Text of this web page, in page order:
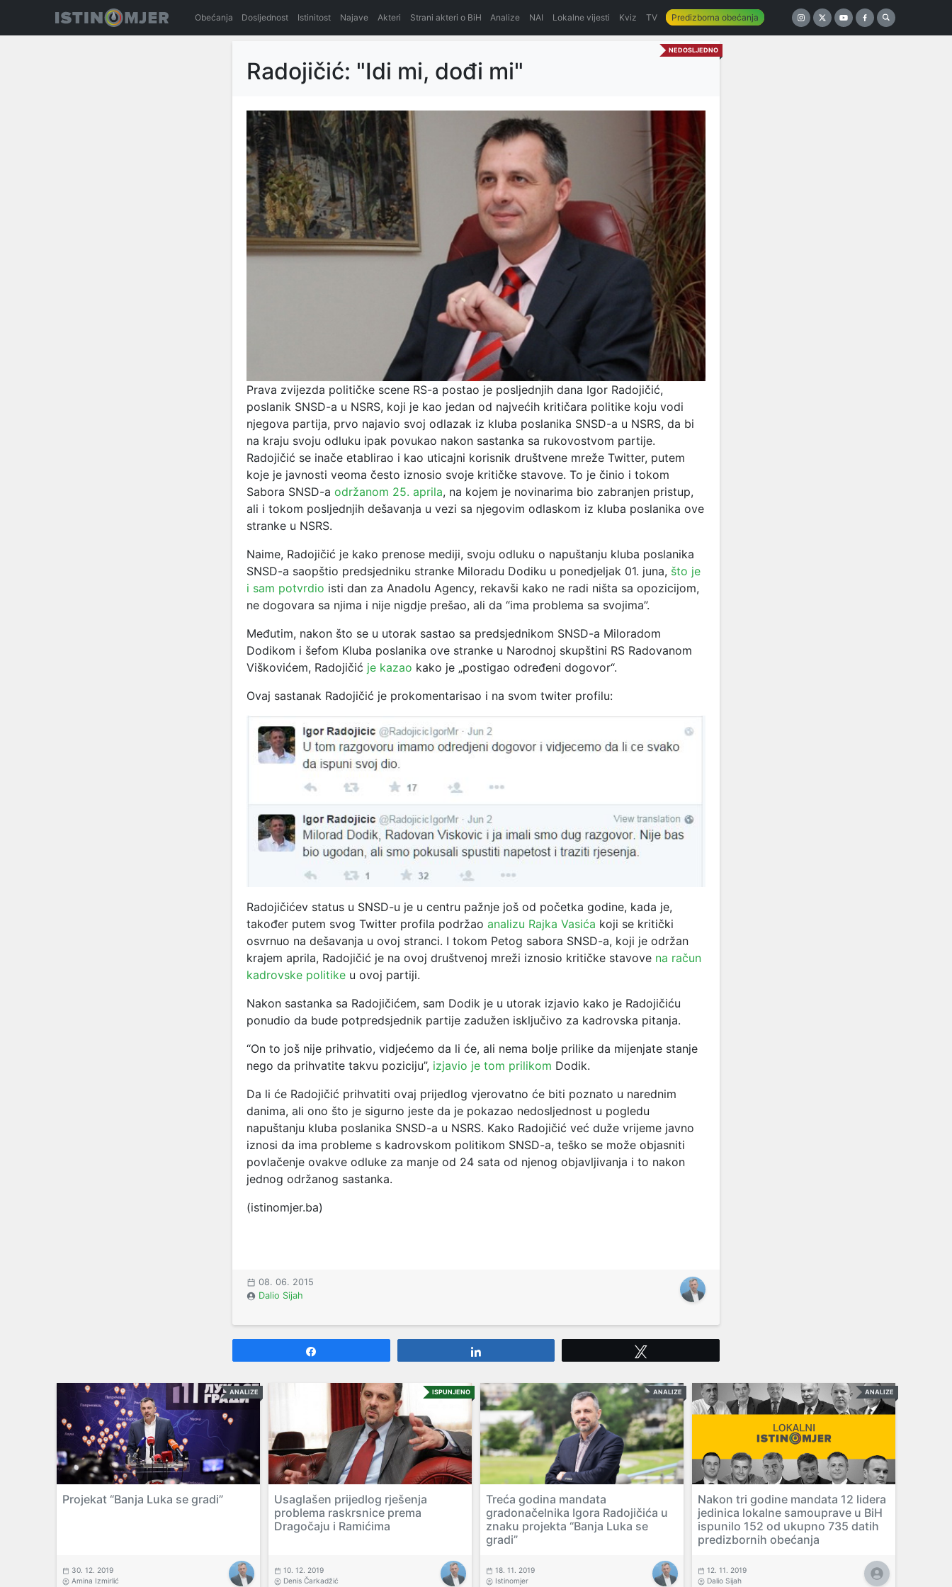
Obećanja Dosljednost Istinitost Najave Akteri Strani akteri o BiH Analize NAI Lokalne vijesti Kviz TV Predizborna obećanja
NEDOSLJEDNO
Radojičić: "Idi mi, dođi mi"
Prava zvijezda političke scene RS-a postao je posljednjih dana Igor Radojičić,
poslanik SNSD-a u NSRS, koji je kao jedan od najvećih kritičara politike koju vodi
njegova partija, prvo najavio svoj odlazak iz kluba poslanika SNSD-a u NSRS, da bi
na kraju svoju odluku ipak povukao nakon sastanka sa rukovostvom partije.
Radojičić se inače etablirao i kao uticajni korisnik društvene mreže Twitter, putem
koje je javnosti veoma često iznosio svoje kritičke stavove. To je činio i tokom
Sabora SNSD-a održanom 25. aprila, na kojem je novinarima bio zabranjen pristup,
ali i tokom posljednjih dešavanja u vezi sa njegovim odlaskom iz kluba poslanika ove
stranke u NSRS.
Naime, Radojičić je kako prenose mediji, svoju odluku o napuštanju kluba poslanika
SNSD-a saopštio predsjedniku stranke Miloradu Dodiku u ponedjeljak 01. juna, što je
i sam potvrdio isti dan za Anadolu Agency, rekavši kako ne radi ništa sa opozicijom,
ne dogovara sa njima i nije nigdje prešao, ali da “ima problema sa svojima”.
Međutim, nakon što se u utorak sastao sa predsjednikom SNSD-a Miloradom
Dodikom i šefom Kluba poslanika ove stranke u Narodnoj skupštini RS Radovanom
Viškovićem, Radojičić je kazao kako je „postigao određeni dogovor“.
Ovaj sastanak Radojičić je prokomentarisao i na svom twiter profilu:
Radojičićev status u SNSD-u je u centru pažnje još od početka godine, kada je,
također putem svog Twitter profila podržao analizu Rajka Vasića koji se kritički
osvrnuo na dešavanja u ovoj stranci. I tokom Petog sabora SNSD-a, koji je održan
krajem aprila, Radojičić je na ovoj društvenoj mreži iznosio kritičke stavove na račun
kadrovske politike u ovoj partiji.
Nakon sastanka sa Radojičićem, sam Dodik je u utorak izjavio kako je Radojičiću
ponudio da bude potpredsjednik partije zadužen isključivo za kadrovska pitanja.
“On to još nije prihvatio, vidjećemo da li će, ali nema bolje prilike da mijenjate stanje
nego da prihvatite takvu poziciju”, izjavio je tom prilikom Dodik.
Da li će Radojičić prihvatiti ovaj prijedlog vjerovatno će biti poznato u narednim
danima, ali ono što je sigurno jeste da je pokazao nedosljednost u pogledu
napuštanju kluba poslanika SNSD-a u NSRS. Kako Radojičić već duže vrijeme javno
iznosi da ima probleme s kadrovskom politikom SNSD-a, teško se može objasniti
povlačenje ovakve odluke za manje od 24 sata od njenog objavljivanja i to nakon
jednog održanog sastanka.
(istinomjer.ba)
08. 06. 2015
Dalio Sijah
ANALIZE
Projekat “Banja Luka se gradi”
30. 12. 2019
Amina Izmirlić
ISPUNJENO
Usaglašen prijedlog rješenja
problema raskrsnice prema
Dragočaju i Ramićima
10. 12. 2019
Denis Čarkadžić
ANALIZE
Treća godina mandata
gradonačelnika Igora Radojičića u
znaku projekta “Banja Luka se
gradi”
18. 11. 2019
Istinomjer
ANALIZE
Nakon tri godine mandata 12 lidera
jedinica lokalne samouprave u BiH
ispunilo 152 od ukupno 735 datih
predizbornih obećanja
12. 11. 2019
Dalio Sijah